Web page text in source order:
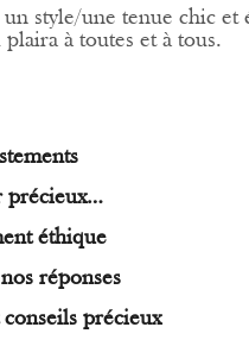
style/une tenue chic et
à toutes et à tous.
précieux…
éthique
réponses
précieux